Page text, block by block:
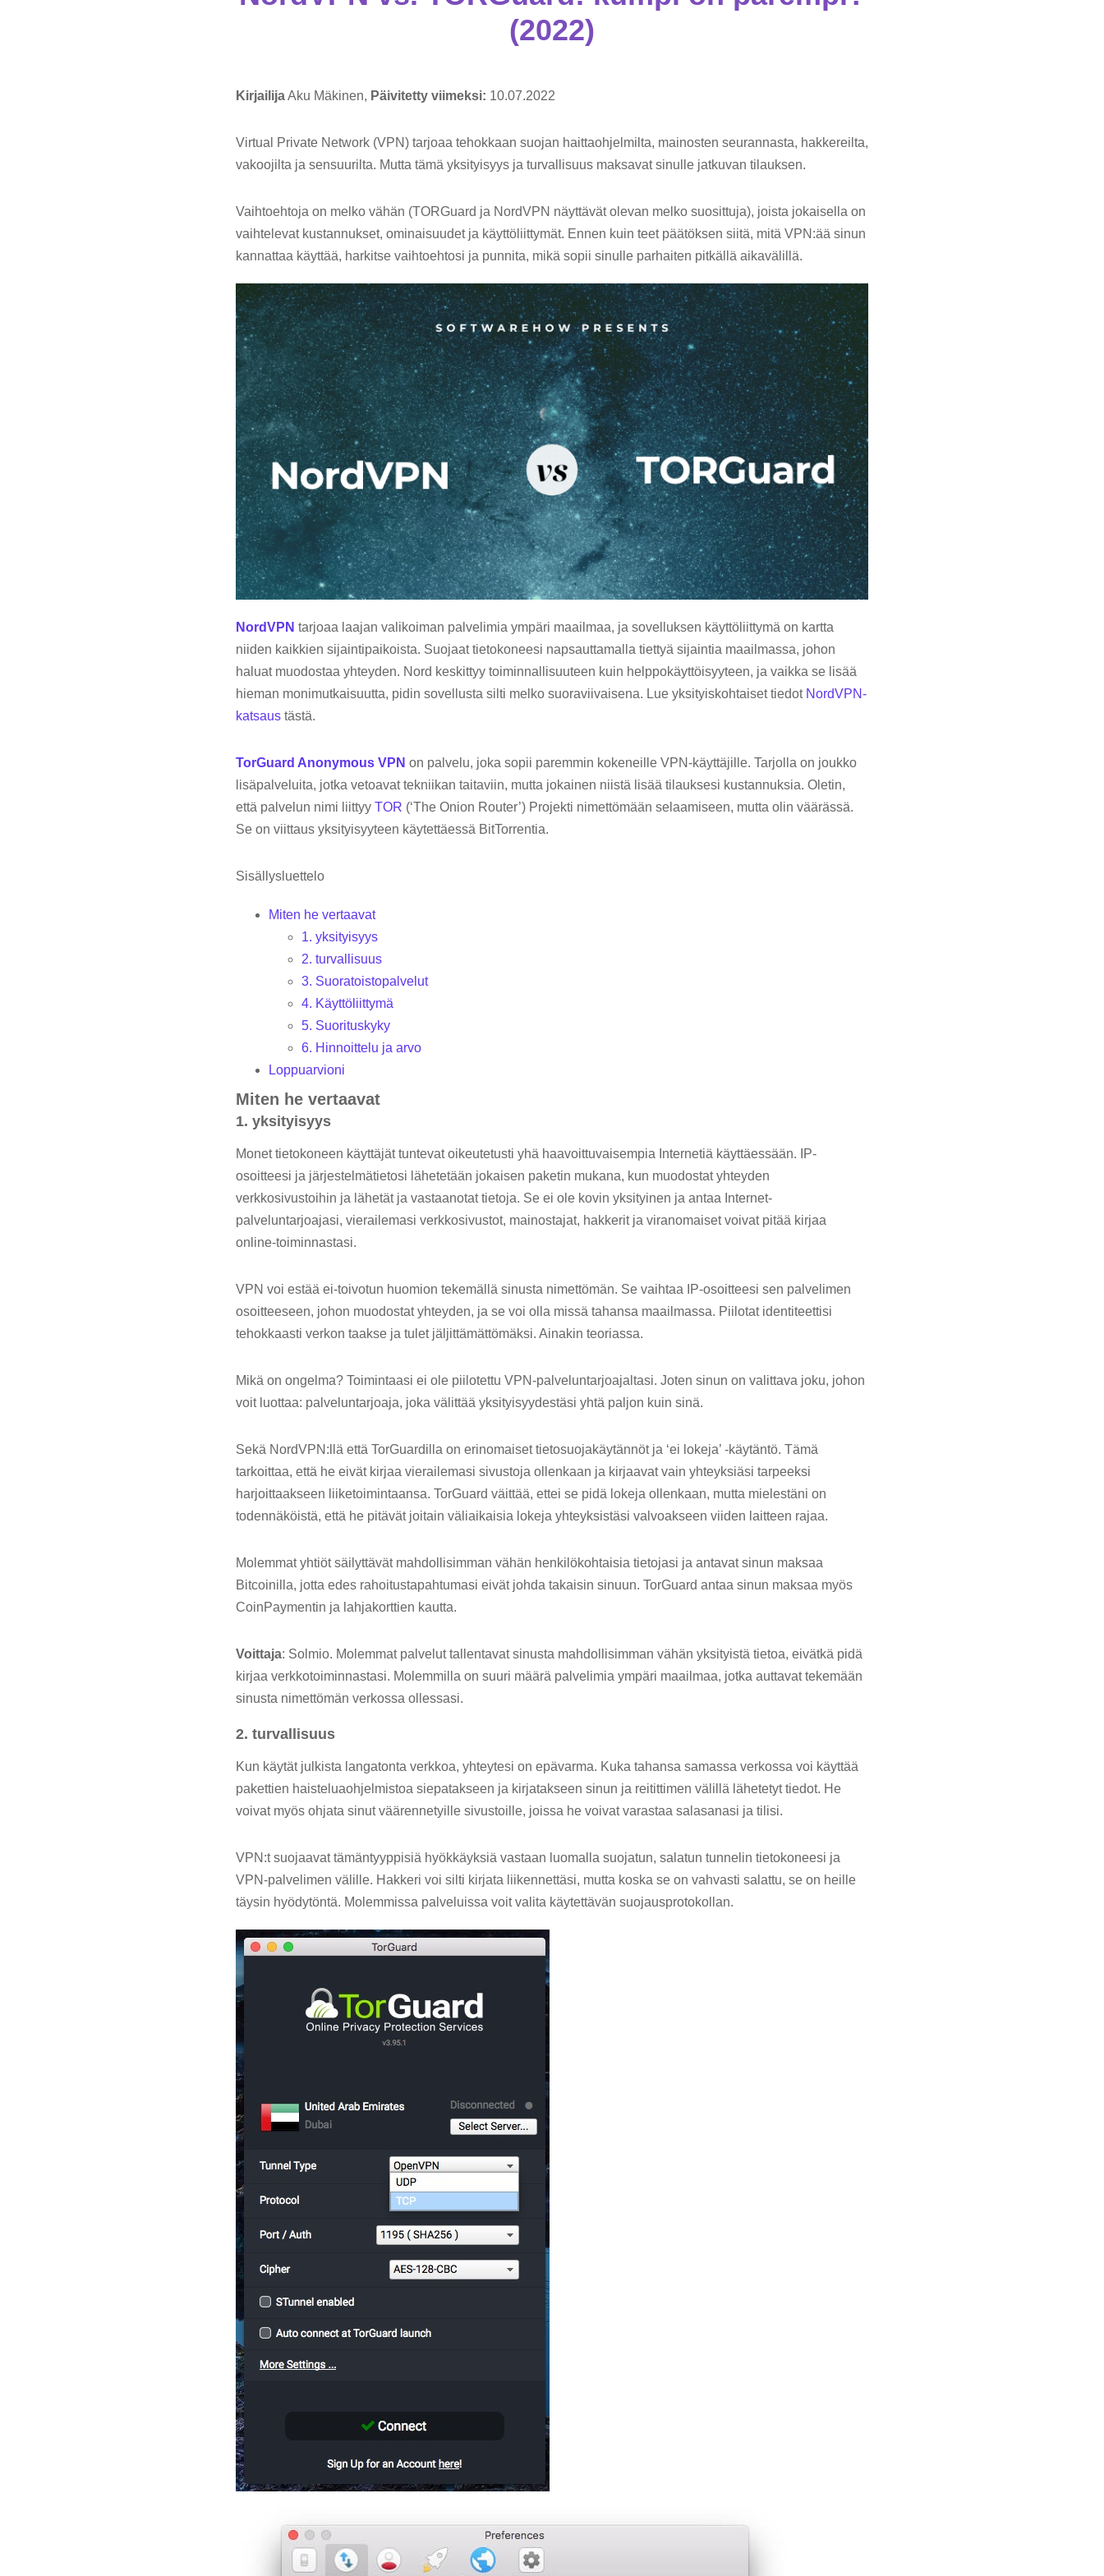
(2022)
KirjailijaAku Mäkinen, Päivitetty viimeksi: 10.07.2022
Virtual Private Network (VPN) tarjoaa tehokkaan suojan haittaohjelmilta, mainosten seurannasta, hakkereilta,
vakoojilta ja sensuurilta. Mutta tämä yksityisyys ja turvallisuus maksavat sinulle jatkuvan tilauksen.
Vaihtoehtoja on melko vähän (TORGuard ja NordVPN näyttävät olevan melko suosittuja), joista jokaisella on
vaihtelevat kustannukset, ominaisuudet ja käyttöliittymät. Ennen kuin teet päätöksen siitä, mitä VPN:ää sinun
kannattaa käyttää, harkitse vaihtoehtosi ja punnita, mikä sopii sinulle parhaiten pitkällä aikavälillä.
NordVPN tarjoaa laajan valikoiman palvelimia ympäri maailmaa, ja sovelluksen käyttöliittymä on kartta
niiden kaikkien sijaintipaikoista. Suojaat tietokoneesi napsauttamalla tiettyä sijaintia maailmassa, johon
haluat muodostaa yhteyden. Nord keskittyy toiminnallisuuteen kuin helppokäyttöisyyteen, ja vaikka se lisää
hieman monimutkaisuutta, pidin sovellusta silti melko suoraviivaisena. Lue yksityiskohtaiset tiedot NordVPN-
katsaus tästä.
TorGuard Anonymous VPN on palvelu, joka sopii paremmin kokeneille VPN-käyttäjille. Tarjolla on joukko
lisäpalveluita, jotka vetoavat tekniikan taitaviin, mutta jokainen niistä lisää tilauksesi kustannuksia. Oletin,
että palvelun nimi liittyy TOR (‘The Onion Router’) Projekti nimettömään selaamiseen, mutta olin väärässä.
Se on viittaus yksityisyyteen käytettäessä BitTorrentia.
Sisällysluettelo
Miten he vertaavat
1. yksityisyys
2. turvallisuus
3. Suoratoistopalvelut
4. Käyttöliittymä
5. Suorituskyky
6. Hinnoittelu ja arvo
Loppuarvioni
Miten he vertaavat
1. yksityisyys
Monet tietokoneen käyttäjät tuntevat oikeutetusti yhä haavoittuvaisempia Internetiä käyttäessään. IP-
osoitteesi ja järjestelmätietosi lähetetään jokaisen paketin mukana, kun muodostat yhteyden
verkkosivustoihin ja lähetät ja vastaanotat tietoja. Se ei ole kovin yksityinen ja antaa Internet-
palveluntarjoajasi, vierailemasi verkkosivustot, mainostajat, hakkerit ja viranomaiset voivat pitää kirjaa
online-toiminnastasi.
VPN voi estää ei-toivotun huomion tekemällä sinusta nimettömän. Se vaihtaa IP-osoitteesi sen palvelimen
osoitteeseen, johon muodostat yhteyden, ja se voi olla missä tahansa maailmassa. Piilotat identiteettisi
tehokkaasti verkon taakse ja tulet jäljittämättömäksi. Ainakin teoriassa.
Mikä on ongelma? Toimintaasi ei ole piilotettu VPN-palveluntarjoajaltasi. Joten sinun on valittava joku, johon
voit luottaa: palveluntarjoaja, joka välittää yksityisyydestäsi yhtä paljon kuin sinä.
Sekä NordVPN:llä että TorGuardilla on erinomaiset tietosuojakäytännöt ja ‘ei lokeja’ -käytäntö. Tämä
tarkoittaa, että he eivät kirjaa vierailemasi sivustoja ollenkaan ja kirjaavat vain yhteyksiäsi tarpeeksi
harjoittaakseen liiketoimintaansa. TorGuard väittää, ettei se pidä lokeja ollenkaan, mutta mielestäni on
todennäköistä, että he pitävät joitain väliaikaisia ​​lokeja yhteyksistäsi valvoakseen viiden laitteen rajaa.
Molemmat yhtiöt säilyttävät mahdollisimman vähän henkilökohtaisia ​​tietojasi ja antavat sinun maksaa
Bitcoinilla, jotta edes rahoitustapahtumasi eivät johda takaisin sinuun. TorGuard antaa sinun maksaa myös
CoinPaymentin ja lahjakorttien kautta.
Voittaja: Solmio. Molemmat palvelut tallentavat sinusta mahdollisimman vähän yksityistä tietoa, eivätkä pidä
kirjaa verkkotoiminnastasi. Molemmilla on suuri määrä palvelimia ympäri maailmaa, jotka auttavat tekemään
sinusta nimettömän verkossa ollessasi.
2. turvallisuus
Kun käytät julkista langatonta verkkoa, yhteytesi on epävarma. Kuka tahansa samassa verkossa voi käyttää
pakettien haisteluaohjelmistoa siepatakseen ja kirjatakseen sinun ja reitittimen välillä lähetetyt tiedot. He
voivat myös ohjata sinut väärennetyille sivustoille, joissa he voivat varastaa salasanasi ja tilisi.
VPN:t suojaavat tämäntyyppisiä hyökkäyksiä vastaan ​​luomalla suojatun, salatun tunnelin tietokoneesi ja
VPN-palvelimen välille. Hakkeri voi silti kirjata liikennettäsi, mutta koska se on vahvasti salattu, se on heille
täysin hyödytöntä. Molemmissa palveluissa voit valita käytettävän suojausprotokollan.